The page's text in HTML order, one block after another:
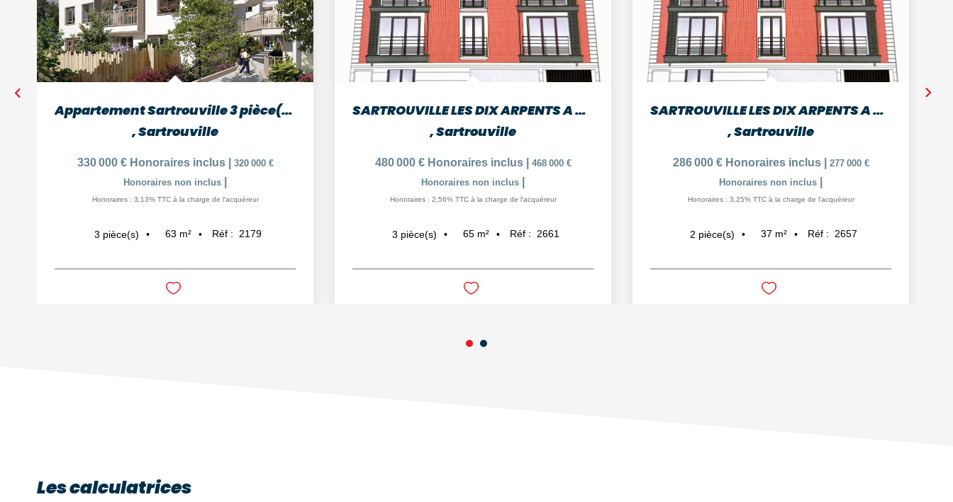
Appartement Sartrouville 3 pièce(s) 63 m2
,Sartrouville
330 000 € Honoraires inclus
320 000 €
Honoraires non inclus
Honoraires : 3,13% TTC à la charge de l'acquéreur
3 pièce(s) 63 m² Réf : 2179
SARTROUVILLE LES DIX ARPENTS A 9 MIN GARE APPARTEMENT DE 3...
,Sartrouville
480 000 € Honoraires inclus
468 000 €
Honoraires non inclus
Honoraires : 2,56% TTC à la charge de l'acquéreur
3 pièce(s) 65 m² Réf : 2661
SARTROUVILLE LES DIX ARPENTS A 9 MIN GARE APPARTEMENT DE 2...
,Sartrouville
286 000 € Honoraires inclus
277 000 €
Honoraires non inclus
Honoraires : 3,25% TTC à la charge de l'acquéreur
2 pièce(s) 37 m² Réf : 2657
Les calculatrices